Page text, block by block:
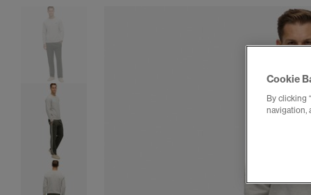
Cookie
By clicking
navigation,